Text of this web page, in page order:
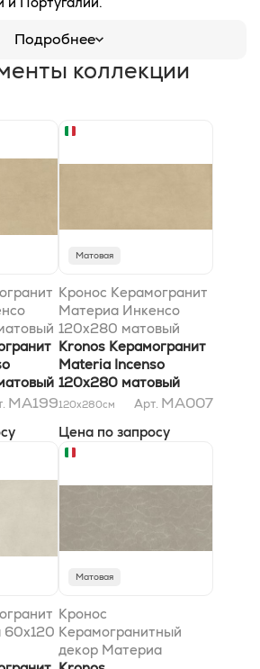
Подробнее
коллекции
MA199
Матовая
Кронос Керамогранит
Материа Инкенсо
120x280 матовый
Kronos Керамогранит
Materia Incenso
120x280 матовый
120x280см Арт. MA007
Цена по запросу
60x120
Матовая
Кронос
Керамогранитный
декор Материа